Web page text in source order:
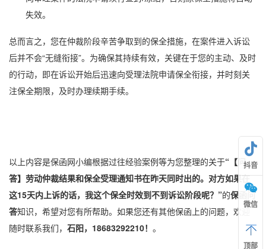
失效。
总而言之，您在仲裁阶段辛苦争取到的保全措施，在案件进入诉讼
后并不会“无缝衔接”。为确保其持续有效，关键在于您的主动、及时
的行动，即在诉讼开始后迅速向受理法院申请保全衔接，并时刻关
注保全期限，及时办理续期手续。
以上内容是保函网小编根据过往经验案例等为您整理的关于“【问
答】劳动仲裁结果和保全受理通知书在昨天同时出的。对方如果在
这15天内上诉的话，我这个保全时效到不到诉讼阶段呢？”的保函问
答知识，希望对您有所帮助。如果您还有其他保函上的问题，欢迎
随时联系我们， 石阳，18683292210！ 。
抖音
微信
顶部